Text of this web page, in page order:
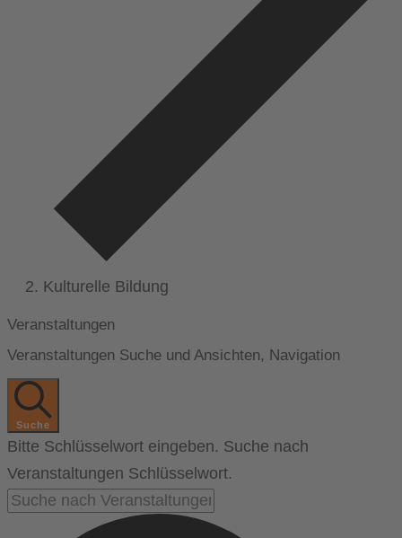
Kulturelle Bildung
Veranstaltungen
Veranstaltungen Suche und Ansichten, Navigation
Suche
Bitte Schlüsselwort eingeben. Suche nach
Veranstaltungen Schlüsselwort.